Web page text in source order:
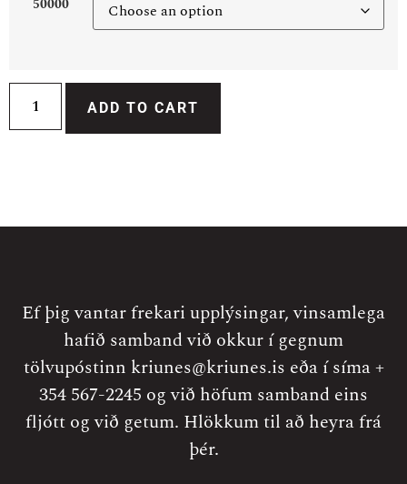
50000
ADD TO CART
Ef þig vantar frekari upplýsingar, vinsamlega
hafið samband við okkur í gegnum
tölvupóstinn kriunes@kriunes.is eða í síma +
354 567-2245 og við höfum samband eins
fljótt og við getum. Hlökkum til að heyra frá
þér.